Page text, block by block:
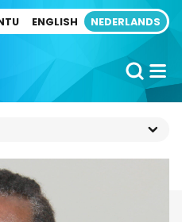
ENGLISH NEDERLANDS